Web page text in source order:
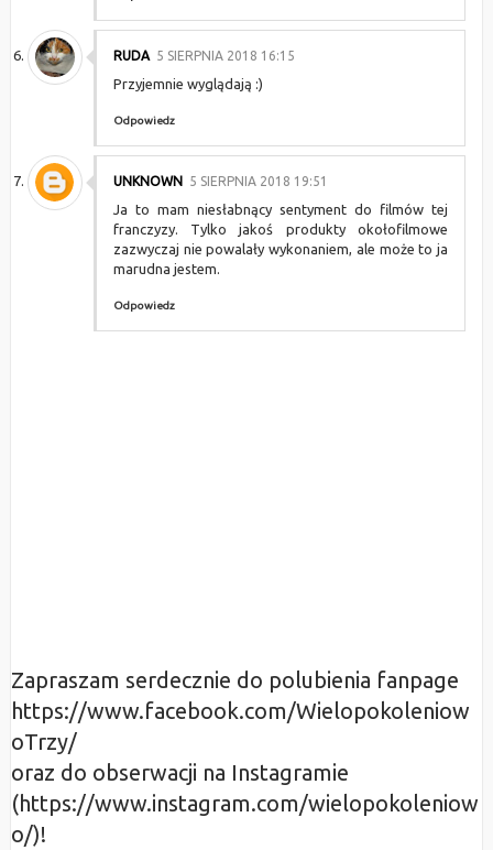
RUDA 5 SIERPNIA 2018 16:15
Przyjemnie wyglądają :)
Odpowiedz
UNKNOWN 5 SIERPNIA 2018 19:51
Ja to mam niesłabnący sentyment do filmów tej
franczyzy. Tylko jakoś produkty okołofilmowe
zazwyczaj nie powalały wykonaniem, ale może to ja
marudna jestem.
Odpowiedz
Zapraszam serdecznie do polubienia fanpage
https://www.facebook.com/Wielopokoleniow
oTrzy/
oraz do obserwacji na Instagramie
(https://www.instagram.com/wielopokoleniow
o/)!